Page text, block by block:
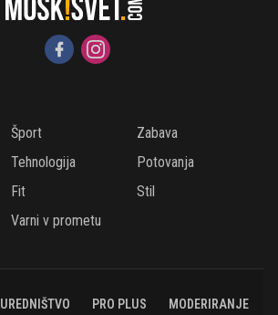
Šport
Zabava
Tehnologija
Potovanja
Fit
Stil
Varni v prometu
UREDNIŠTVO PRO PLUS MODERIRANJE